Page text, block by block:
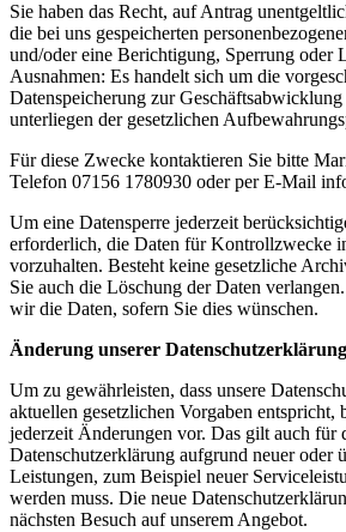
Sie haben das Recht, auf Antrag
die bei uns gespeicherten
und/oder eine Berichtigung, Sperrung oder
Ausnahmen: Es handelt sich um die
Datenspeicherung zur
unterliegen der gesetzlichen
Für diese Zwecke kontaktieren Sie bitte
Telefon 07156 1780930 oder per E-Mail
Um eine Datensperre jederzeit
erforderlich, die Daten für Kontrollzwecke
vorzuhalten. Besteht keine gesetzliche
Sie auch die Löschung der Daten
wir die Daten, sofern Sie dies wünschen.
Änderung unserer Datenschutzerklärung
Um zu gewährleisten, dass unsere
aktuellen gesetzlichen Vorgaben entspricht,
jederzeit Änderungen vor. Das gilt auch für
Datenschutzerklärung aufgrund neuer oder
Leistungen, zum Beispiel neuer
werden muss. Die neue
nächsten Besuch auf unserem Angebot.